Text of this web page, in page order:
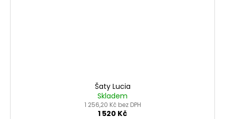
Šaty Lucia
Skladem
1 256,20 Kč bez DPH
1 520 Kč